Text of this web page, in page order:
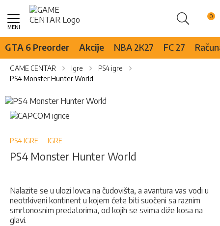
Pretraži
Skip
Content
GTA 6 Preorder Akcije NBA 2K27 FC 27
GAME CENTAR Igre
PS4 igre
PS4 Monster Hunter World
Skip
to
the
of
images
Skip
to
beginning
the
gallery
PS4 IGRE IGRE
PS4 Monster Hunter World
Nalazite se u ulozi lovca na čudovišta, a avantura vas vodi u
neotrkiveni kontinent u kojem ćete biti suočeni sa raznim
smrtonosnim predatorima, od kojih se svima diže kosa na
glavi.